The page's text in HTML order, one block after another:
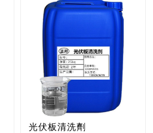
光伏板清洗劑